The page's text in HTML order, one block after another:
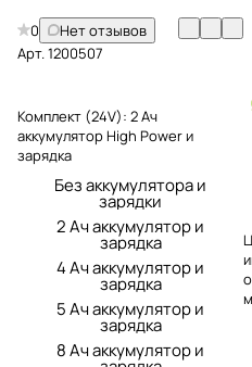
0
Нет отзывов
Арт.1200507
Комплект (24V): 2 Ач
аккумулятор High Power и
зарядка
Без аккумулятора и
зарядки
2 Ач аккумулятор и
зарядка
4 Ач аккумулятор и
зарядка
5 Ач аккумулятор и
зарядка
8 Ач аккумулятор и